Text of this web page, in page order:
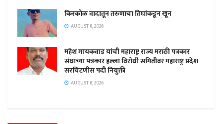
किरकोळ वादातून तरुणाचा तिघांकडून खून
AUGUST 8, 2026
महेश गायकवाड यांची महाराष्ट्र राज्य मराठी पत्रकार
संघाच्या पत्रकार हल्ला विरोधी समितीवर महाराष्ट्र प्रदेश
सरचिटणीस पदी नियुक्ती
AUGUST 8, 2026